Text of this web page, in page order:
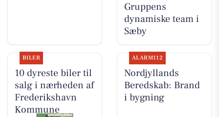
Gruppens
dynamiske team i
Sæby
BILER
10 dyreste biler til
salg i nærheden af
Frederikshavn
Kommune
ALARM112
Nordjyllands
Beredskab: Brand
i bygning